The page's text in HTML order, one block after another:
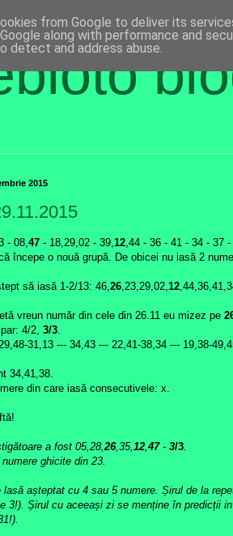
2015
- 08, 47 - 18,29,02 - 39, 12 ,44 - 36 - 41 - 34 - 37
începe o nouă grupă. De obicei nu iasă 2
să iasă 1-2/13: 46, 26 ,23,29,02, 12
vreun număr din cele din 26.11 eu mizez pe
4/2, 3/3
31,13 --- 34,43 --- 22,41-38,34 --- 19,38-
34,41,38.
din care iasă consecutivele: x.
a fost 05,28, 26,35, 12 47 - 3/3
numere ghicite din 23.
lasă așteptat cu 4 sau 5 numere. Șirul de la
3!). Șirul cu aceeași zi se menține în predicții
from Google to deliver its
along with performance and
detect and address abuse.